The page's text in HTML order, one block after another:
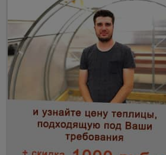
Главная
Сборка
Доставка
Как заказать?
Схема проезда
Наши работы
Полезное
Отзывы